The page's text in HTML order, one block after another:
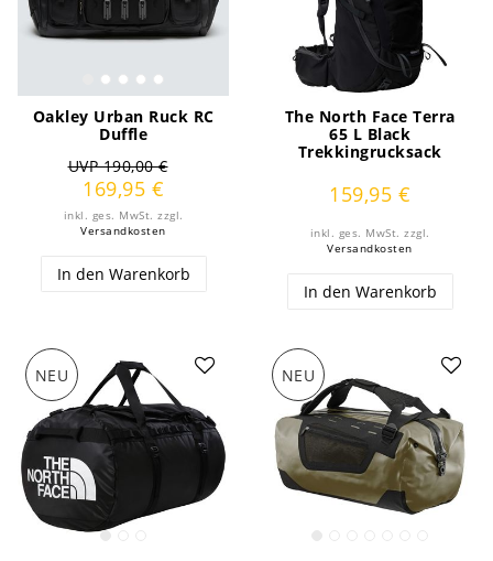
Oakley Urban Ruck RC
Duffle
UVP 190,00 €
169,95 €
inkl. ges. MwSt. zzgl.
Versandkosten
In den Warenkorb
The North Face Terra
65 L Black
Trekkingrucksack
159,95 €
inkl. ges. MwSt. zzgl.
Versandkosten
In den Warenkorb
NEU NEU